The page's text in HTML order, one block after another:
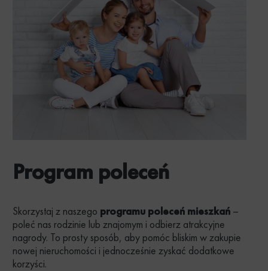
Program poleceń
Skorzystaj z naszego programu poleceń mieszkań –
poleć nas rodzinie lub znajomym i odbierz atrakcyjne
nagrody. To prosty sposób, aby pomóc bliskim w zakupie
nowej nieruchomości i jednocześnie zyskać dodatkowe
korzyści.